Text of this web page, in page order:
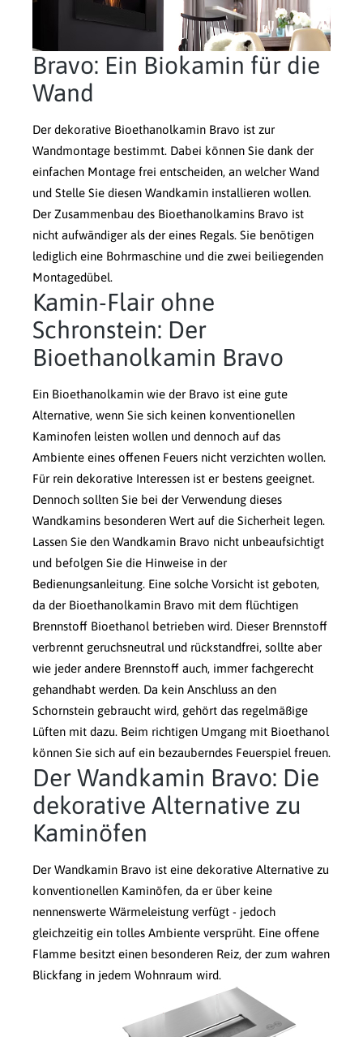
Bravo: Ein Biokamin für die
Wand
Der dekorative Bioethanolkamin Bravo ist zur
Wandmontage bestimmt. Dabei können Sie dank der
einfachen Montage frei entscheiden, an welcher Wand
und Stelle Sie diesen Wandkamin installieren wollen.
Der Zusammenbau des Bioethanolkamins Bravo ist
nicht aufwändiger als der eines Regals. Sie benötigen
lediglich eine Bohrmaschine und die zwei beiliegenden
Montagedübel.
Kamin-Flair ohne
Schronstein: Der
Bioethanolkamin Bravo
Ein Bioethanolkamin wie der Bravo ist eine gute
Alternative, wenn Sie sich keinen konventionellen
Kaminofen leisten wollen und dennoch auf das
Ambiente eines offenen Feuers nicht verzichten wollen.
Für rein dekorative Interessen ist er bestens geeignet.
Dennoch sollten Sie bei der Verwendung dieses
Wandkamins besonderen Wert auf die Sicherheit legen.
Lassen Sie den Wandkamin Bravo nicht unbeaufsichtigt
und befolgen Sie die Hinweise in der
Bedienungsanleitung. Eine solche Vorsicht ist geboten,
da der Bioethanolkamin Bravo mit dem flüchtigen
Brennstoff Bioethanol betrieben wird. Dieser Brennstoff
verbrennt geruchsneutral und rückstandfrei, sollte aber
wie jeder andere Brennstoff auch, immer fachgerecht
gehandhabt werden. Da kein Anschluss an den
Schornstein gebraucht wird, gehört das regelmäßige
Lüften mit dazu. Beim richtigen Umgang mit Bioethanol
können Sie sich auf ein bezauberndes Feuerspiel freuen.
Der Wandkamin Bravo: Die
dekorative Alternative zu
Kaminöfen
Der Wandkamin Bravo ist eine dekorative Alternative zu
konventionellen Kaminöfen, da er über keine
nennenswerte Wärmeleistung verfügt - jedoch
gleichzeitig ein tolles Ambiente versprüht. Eine offene
Flamme besitzt einen besonderen Reiz, der zum wahren
Blickfang in jedem Wohnraum wird.